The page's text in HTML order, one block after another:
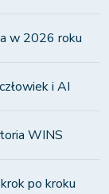
w 2026 roku
i AI
WINS
po kroku